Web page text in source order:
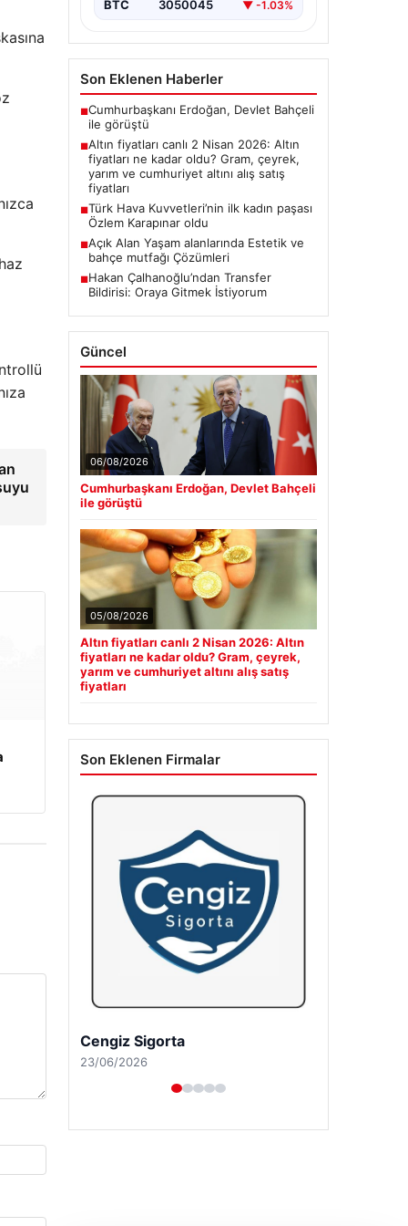
BTC 3050045 ▼ -1.03%
Son Eklenen Haberler
■Cumhurbaşkanı Erdoğan, Devlet Bahçeli
ile görüştü
■Altın fiyatları canlı 2 Nisan 2026: Altın
fiyatları ne kadar oldu? Gram, çeyrek,
yarım ve cumhuriyet altını alış satış
fiyatları
■Türk Hava Kuvvetleri’nin ilk kadın paşası
Özlem Karapınar oldu
■Açık Alan Yaşam alanlarında Estetik ve
bahçe mutfağı Çözümleri
■Hakan Çalhanoğlu’ndan Transfer
Bildirisi: Oraya Gitmek İstiyorum
Güncel
06/08/2026
Cumhurbaşkanı Erdoğan, Devlet Bahçeli
ile görüştü
05/08/2026
Altın fiyatları canlı 2 Nisan 2026: Altın
fiyatları ne kadar oldu? Gram, çeyrek,
yarım ve cumhuriyet altını alış satış
fiyatları
Son Eklenen Firmalar
Hastaş Beton
26/05/2026